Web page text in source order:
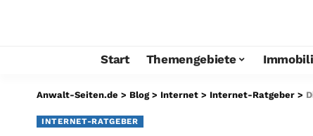
Start Themengebiete
Anwalt-Seiten.de > Blog> Internet > Internet-Ratgeber >
INTERNET-RATGEBER